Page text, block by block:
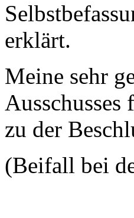
erklärt.
Meine sehr
zu der
(Beifall bei